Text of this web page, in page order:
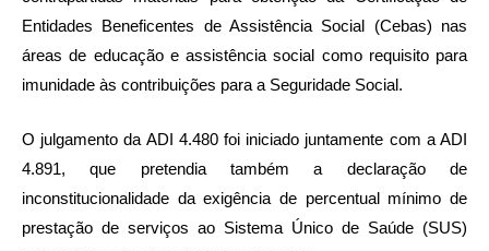
Entidades Beneficentes de Assistência Social (Cebas) nas
áreas de educação e assistência social como requisito para
imunidade às contribuições para a Seguridade Social.
O julgamento da ADI 4.480 foi iniciado juntamente com a ADI
4.891, que pretendia também a declaração de
inconstitucionalidade da exigência de percentual mínimo de
prestação de serviços ao Sistema Único de Saúde (SUS)